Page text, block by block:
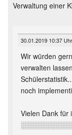
Verwaltung einer
30.01.2019 10:37 Uhr
Wir würden
verwalten
noch
Vielen Dank für